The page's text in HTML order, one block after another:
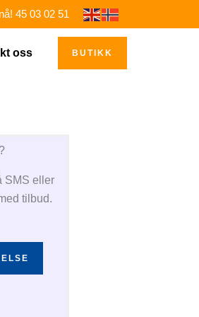
45 03 02 51
oss BUTIKK
SMS eller
tilbud.